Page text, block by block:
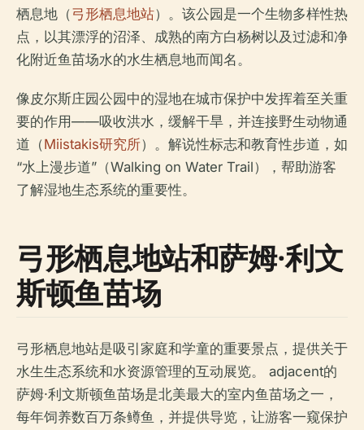
栖息地（弓形栖息地站）。该公园是一个生物多样性热
点，以其漂浮的沼泽、成熟的南方白杨树以及过滤和净
化附近鱼苗场水的水生栖息地而闻名。
像皮尔斯庄园公园中的湿地在城市保护中发挥着至关重
要的作用——吸收洪水，缓解干旱，并连接野生动物通
道（Miistakis研究所）。解说性标志和教育性步道，如
“水上漫步道”（Walking on Water Trail），帮助游客
了解湿地生态系统的重要性。
弓形栖息地站和萨姆·利文
斯顿鱼苗场
弓形栖息地站是吸引家庭和学童的重要景点，提供关于
水生生态系统和水资源管理的互动展览。 adjacent的
萨姆·利文斯顿鱼苗场是北美最大的室内鱼苗场之一，
每年饲养数百万条鳟鱼，并提供导览，让游客一窥保护